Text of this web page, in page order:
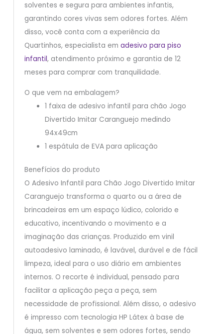
solventes e segura para ambientes infantis,
garantindo cores vivas sem odores fortes. Além
disso, você conta com a experiência da
Quartinhos, especialista em adesivo para piso
infantil, atendimento próximo e garantia de 12
meses para comprar com tranquilidade.
O que vem na embalagem?
1 faixa de adesivo infantil para chão Jogo
Divertido Imitar Caranguejo medindo
94x49cm
1 espátula de EVA para aplicação
Benefícios do produto
O Adesivo Infantil para Chão Jogo Divertido Imitar
Caranguejo transforma o quarto ou a área de
brincadeiras em um espaço lúdico, colorido e
educativo, incentivando o movimento e a
imaginação das crianças. Produzido em vinil
autoadesivo laminado, é lavável, durável e de fácil
limpeza, ideal para o uso diário em ambientes
internos. O recorte é individual, pensado para
facilitar a aplicação peça a peça, sem
necessidade de profissional. Além disso, o adesivo
é impresso com tecnologia HP Látex à base de
água, sem solventes e sem odores fortes, sendo